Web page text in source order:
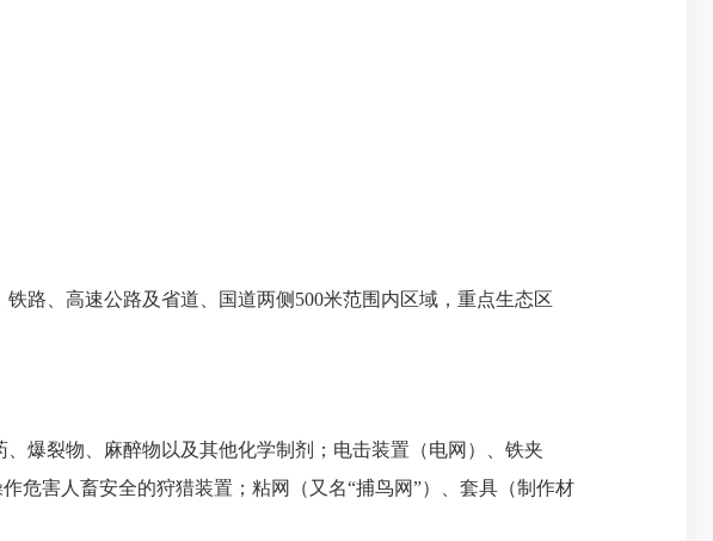
、高速公路及省道、国道两侧500米范围内区域，重点生态区
爆裂物 、麻醉物以及其他化学制剂；电击装置（电网）、铁夹
危害人畜安全的狩猎装置；粘网（又名“捕鸟网”）、套具（制作材